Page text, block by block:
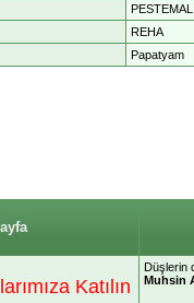
PESTEMAL
REHA
Papatyam
Katılın
Düşlerin
Muhsin